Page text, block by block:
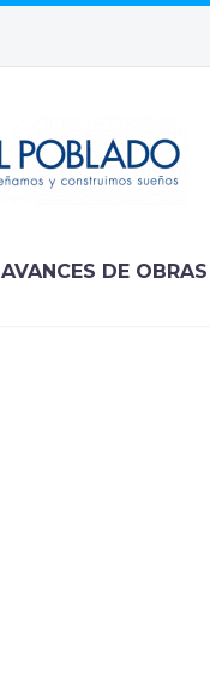
AVANCES DE OBRAS